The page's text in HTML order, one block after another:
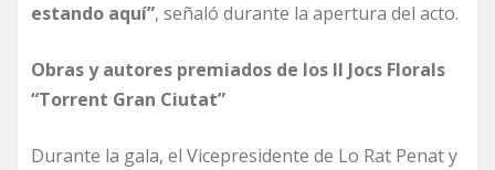
estando aquí”, señaló durante la apertura del acto.
Obras y autores premiados de los II Jocs Florals
“Torrent Gran Ciutat”
Durante la gala, el Vicepresidente de Lo Rat Penat y